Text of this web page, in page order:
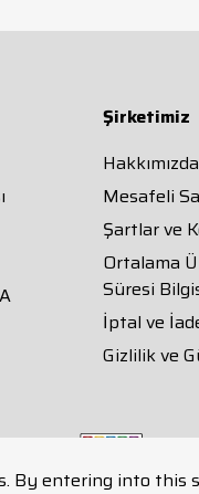
By entering into this
Şirketimiz
Hakkımızda
Mesafeli
Şartlar ve
Ortalama
Süresi
İptal ve
Gizlilik ve